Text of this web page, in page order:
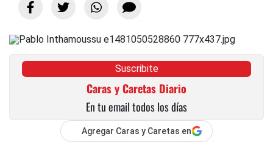
Suscribite
Caras y Caretas Diario
En tu email todos los días
Agregar Caras y Caretas en